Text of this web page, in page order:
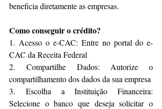
beneficia diretamente as empresas.
Como conseguir o crédito?
1. Acesso o e-CAC: Entre no portal do e-
CAC da Receita Federal
2. Compartilhe Dados: Autorize o
compartilhamento dos dados da sua empresa
3. Escolha a Instituição Financeira:
Selecione o banco que deseja solicitar o